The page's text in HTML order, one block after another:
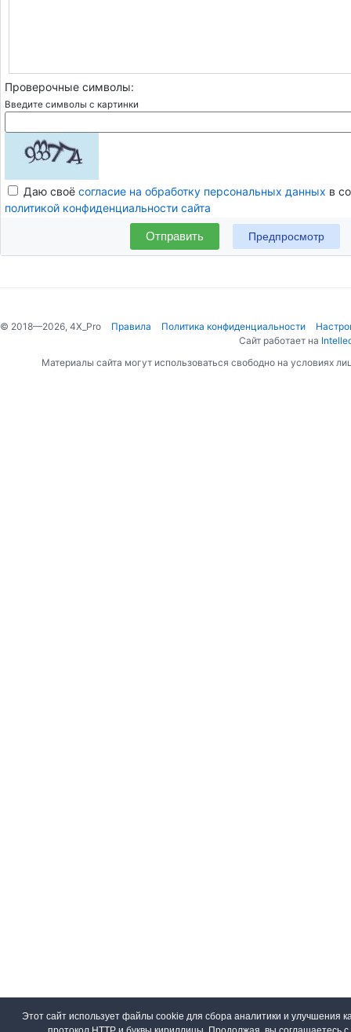
Проверочные символы:
Введите символы с картинки
Даю своё согласие на обработку персональных данных в
политикой конфиденциальности сайта
Отправить
© 2018—2026, 4X_Pro Правила Политика конфиденциальности
Сайт работает на
Материалы сайта могут использоваться свободно на условиях
Этот сайт использует файлы cookie для сбора аналитики и улучшения